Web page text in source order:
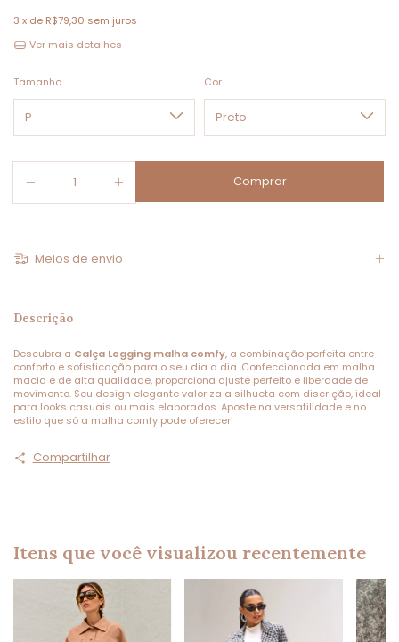
3 x de R$79,30 sem juros
Ver mais detalhes
Tamanho Cor
Meios de envio
Descrição
Descubra a Calça Legging malha comfy, a combinação perfeita entre
conforto e sofisticação para o seu dia a dia. Confeccionada em malha
macia e de alta qualidade, proporciona ajuste perfeito e liberdade de
movimento. Seu design elegante valoriza a silhueta com discrição, ideal
para looks casuais ou mais elaborados. Aposte na versatilidade e no
estilo que só a malha comfy pode oferecer!
Compartilhar
Itens que você visualizou recentemente